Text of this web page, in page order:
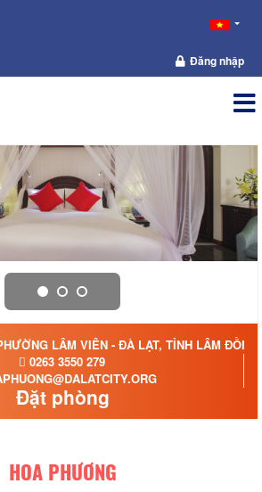
Đăng nhập
LÂM VIÊN - ĐÀ LẠT, TỈNH LÂM ĐỒNG
0263 3550 279
Đặt phòng
HOA PHƯƠNG